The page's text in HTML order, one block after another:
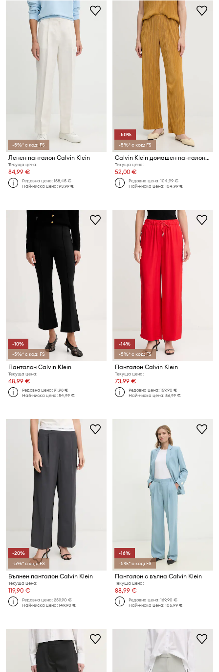
-5%* с код: FS
Ленен панталон Calvin Klein
Текуща цена:
84,99 €
Редовна цена:158,45 €
Най-ниска цена:93,99 €
-50%
-5%* с код: FS
Calvin Klein домашен панталон дамски
Текуща цена:
52,00 €
Редовна цена:104,99 €
Най-ниска цена:104,99 €
-10%
-5%* с код: FS
Панталон Calvin Klein
Текуща цена:
48,99 €
Редовна цена:91,98 €
Най-ниска цена:54,99 €
-14%
-5%* с код: FS
Панталон Calvin Klein
Текуща цена:
73,99 €
Редовна цена:159,90 €
Най-ниска цена:86,99 €
-20%
-5%* с код: FS
Вълнен панталон Calvin Klein
Текуща цена:
119,90 €
Редовна цена:259,90 €
Най-ниска цена:149,90 €
-16%
-5%* с код: FS
Панталон с вълна Calvin Klein
Текуща цена:
88,99 €
Редовна цена:169,90 €
Най-ниска цена:105,99 €